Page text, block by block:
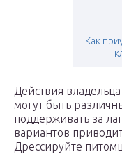
Как
Действия
могут быть
поддерживать за
вариантов
Дрессируйте